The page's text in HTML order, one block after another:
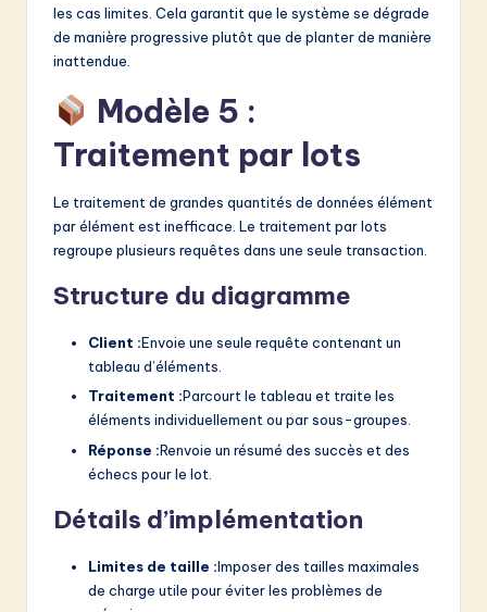
les cas limites. Cela garantit que le système se dégrade
de manière progressive plutôt que de planter de manière
inattendue.
Modèle 5 :
Traitement par lots
Le traitement de grandes quantités de données élément
par élément est inefficace. Le traitement par lots
regroupe plusieurs requêtes dans une seule transaction.
Structure du diagramme
Client :Envoie une seule requête contenant un
tableau d’éléments.
Traitement :Parcourt le tableau et traite les
éléments individuellement ou par sous-groupes.
Réponse :Renvoie un résumé des succès et des
échecs pour le lot.
Détails d’implémentation
Limites de taille :Imposer des tailles maximales
de charge utile pour éviter les problèmes de